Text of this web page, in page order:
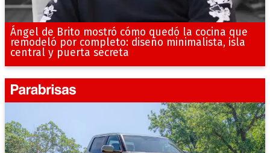
Ángel de Brito mostró cómo quedó la cocina que
remodeló por completo: diseño minimalista, isla
central y puerta secreta